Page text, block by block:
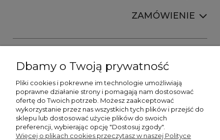
ZAMÓWIENIE
+48606673390
sprzedaz@belldecohome.pl
Dbamy o Twoją prywatność
Pliki cookies i pokrewne im technologie umożliwiają
poprawne działanie strony i pomagają nam dostosować
ofertę do Twoich potrzeb. Możesz zaakceptować
wykorzystanie przez nas wszystkich tych plików i przejść do
sklepu lub dostosować użycie plików do swoich
preferencji, wybierając opcję "Dostosuj zgody".
Więcej o plikach cookies przeczytasz w naszej Polityce
Zapisz się do naszego newslettera i zgarnij 8% rabatu!